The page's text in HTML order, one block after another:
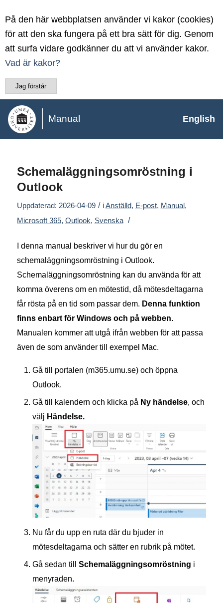
På den här webbplatsen använder vi kakor (cookies)
för att den ska fungera på ett bra sätt för dig. Genom
att surfa vidare godkänner du att vi använder kakor.
Vad är kakor?
Jag förstår
Manual English
Schemaläggningsomröstning i
Outlook
Uppdaterad: 2026-04-09 / iAnställd, E-post, Manual,
Microsoft 365, Outlook, Svenska /
I denna manual beskriver vi hur du gör en
schemaläggningsomröstning i Outlook.
Schemaläggningsomröstning kan du använda för att
komma överens om en mötestid, då mötesdeltagarna
får rösta på en tid som passar dem. Denna funktion
finns enbart för Windows och på webben.
Manualen kommer att utgå ifrån webben för att passa
även de som använder till exempel Mac.
Gå till portalen (m365.umu.se) och öppna
Outlook.
Gå till kalendern och klicka på Ny händelse, och
välj Händelse.
Nu får du upp en ruta där du bjuder in
mötesdeltagarna och sätter en rubrik på mötet.
Gå sedan till Schemaläggningsomröstning i
menyraden.